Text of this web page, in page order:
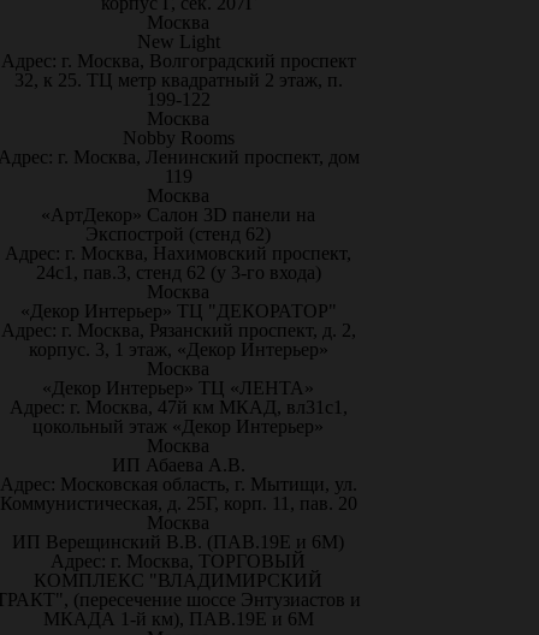
Москва
New Light
Адрес: г. Москва, Волгоградский проспект
32, к 25. ТЦ метр квадратный 2 этаж, п.
199-122
Москва
Nobby Rooms
г. Москва, Ленинский проспект, дом
119
Москва
«АртДекор» Салон 3D панели на
Экспострой (стенд 62)
Адрес: г. Москва, Нахимовский проспект,
24с1, пав.3, стенд 62 (у 3-го входа)
Москва
«Декор Интерьер» ТЦ "ДЕКОРАТОР"
Адрес: г. Москва, Рязанский проспект, д. 2,
корпус. 3, 1 этаж, «Декор Интерьер»
Москва
«Декор Интерьер» ТЦ «ЛЕНТА»
Адрес: г. Москва, 47й км МКАД, вл31с1,
цокольный этаж «Декор Интерьер»
Москва
ИП Абаева А.В.
Адрес: Московская область, г. Мытищи, ул.
Коммунистическая, д. 25Г, корп. 11, пав. 20
Москва
ИП Верещинский В.В. (ПАВ.19Е и 6М)
Адрес: г. Москва, ТОРГОВЫЙ
КОМПЛЕКС "ВЛАДИМИРСКИЙ
(пересечение шоссе Энтузиастов и
МКАДА 1-й км), ПАВ.19Е и 6М